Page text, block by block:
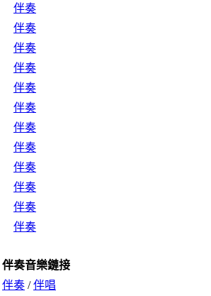
伴奏
伴奏
伴奏
伴奏
伴奏
伴奏
伴奏
伴奏
伴奏
伴奏
伴奏
伴奏
伴奏音樂鏈接
伴奏 /伴唱